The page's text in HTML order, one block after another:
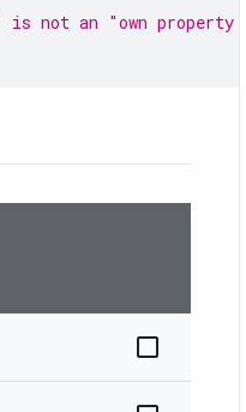
not an "own property:"